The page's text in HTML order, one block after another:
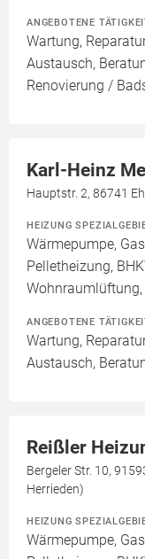
ANGEBOTENE
Wartung,
Austausch,
Renovierung /
Karl-Heinz
Hauptstr. 2, 86741
HEIZUNG
Wärmepumpe,
Pelletheizung,
ANGEBOTENE
Wartung,
Austausch,
Reißler
Bergeler Str. 10,
Herrieden)
HEIZUNG
Wärmepumpe,